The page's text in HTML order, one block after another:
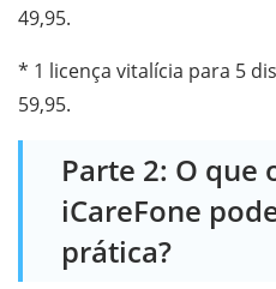
49,95.
* 1 licença vitalícia para 5
59,95.
Parte 2: O que
iCareFone
prática?